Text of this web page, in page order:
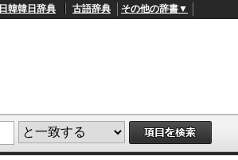
日韓韓日辞典 古語辞典 その他の辞書▼